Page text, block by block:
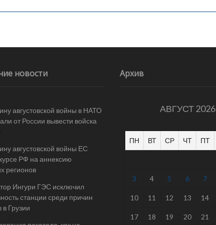
новости
августовской войны в НАТО
от России вывести войска
августовской войны ЕС
РФ на аннексию
регионов
Ингури ГЭС исключил
станции среди причин
в Грузии
Архив
АВГУСТ 2026
ПН ВТ СР ЧТ ПТ
3 4 5 6 7
10 11 12 13 14
17 18 19 20 21